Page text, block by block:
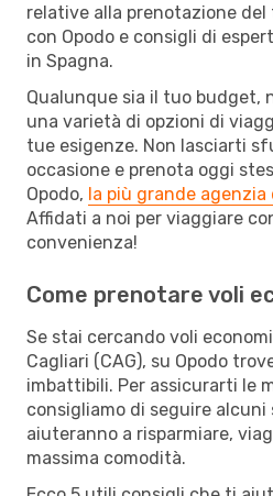
relative alla prenotazione
con Opodo e consigli di
in Spagna.
Qualunque sia il tuo budget,
una varietà di opzioni di
tue esigenze. Non lasciarti
occasione e prenota oggi
Opodo, la più grande agenzia
Affidati a noi per viaggiare
convenienza!
Come prenotare voli
Se stai cercando voli
Cagliari (CAG), su Opodo
imbattibili. Per assicurarti le
consigliamo di seguire alcuni
aiuteranno a risparmiare,
massima comodità.